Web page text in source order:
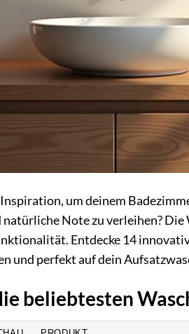
um deinem
natürliche Note zu verleihen?
Entdecke 14
und perfekt auf dein
beliebtesten